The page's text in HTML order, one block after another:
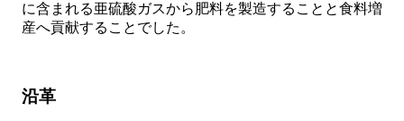
に含まれる亜硫酸ガスから肥料を製造することと食料増
産へ貢献することでした。
沿革